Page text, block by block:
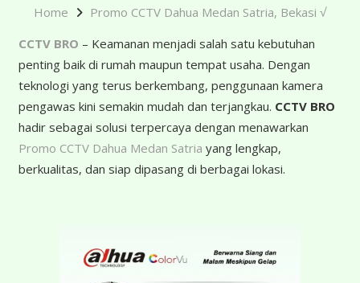
Home
Promo CCTV Dahua Medan Satria, Bekasi √
CCTV BRO – Keamanan menjadi salah satu kebutuhan
penting baik di rumah maupun tempat usaha. Dengan
teknologi yang terus berkembang, penggunaan kamera
pengawas kini semakin mudah dan terjangkau. CCTV BRO
hadir sebagai solusi terpercaya dengan menawarkan
Promo CCTV Dahua Medan Satria yang lengkap,
berkualitas, dan siap dipasang di berbagai lokasi.